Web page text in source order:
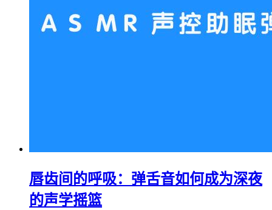
唇齿间的呼吸：弹舌音如何成为深夜
的声学摇篮